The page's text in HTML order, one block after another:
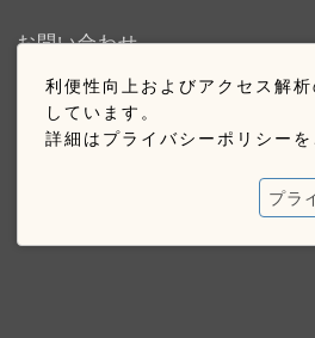
利便性向上およびアクセス解
しています。
詳細はプライバシーポリシーを
プラ
お問い合わせ
採用情報
お問い合わせ